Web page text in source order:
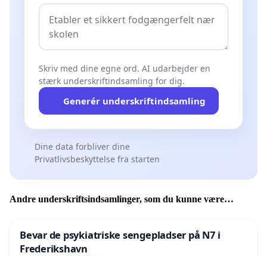
Skriv med dine egne ord. AI udarbejder en
stærk underskriftindsamling for dig.
Generér underskriftindsamling
Dine data forbliver dine
Privatlivsbeskyttelse fra starten
Andre underskriftsindsamlinger, som du kunne være
Bevar de psykiatriske sengepladser på N7 i
Frederikshavn